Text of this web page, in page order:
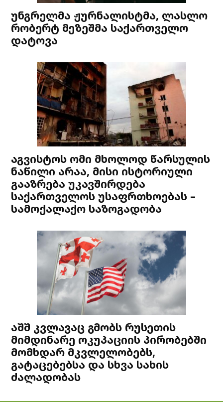
უნგრელმა ჟურნალისტმა, ლასლო
რობერტ მეზეშმა საქართველო
დატოვა
აგვისტოს ომი მხოლოდ წარსულის
ნაწილი არაა, მისი ისტორიული
გააზრება უკავშირდება
საქართველოს უსაფრთხოებას –
სამოქალაქო საზოგადობა
აშშ კვლავაც გმობს რუსეთის
მიმდინარე ოკუპაციის პირობებში
მომხდარ მკვლელობებს,
გატაცებებსა და სხვა სახის
ძალადობას